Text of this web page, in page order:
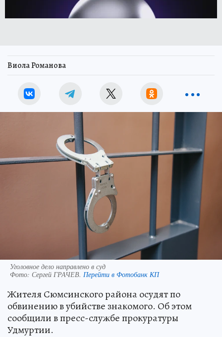
Виола Романова
Уголовное дело направлено в суд
Фото: Сергей ГРАЧЕВ. Перейти в Фотобанк КП
Жителя Сюмсинского района осудят по
обвинению в убийстве знакомого. Об этом
сообщили в пресс-службе прокуратуры
Удмуртии.